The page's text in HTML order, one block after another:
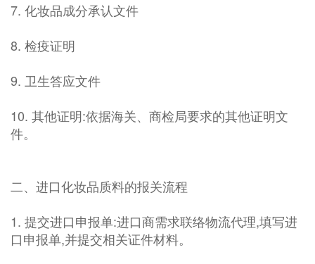
7. 化妆品成分承认文件
8. 检疫证明
9. 卫生答应文件
10. 其他证明:依据海关、商检局要求的其他证明文
件。
二、进口化妆品质料的报关流程
1. 提交进口申报单:进口商需求联络物流代理,填写进
口申报单,并提交相关证件材料。